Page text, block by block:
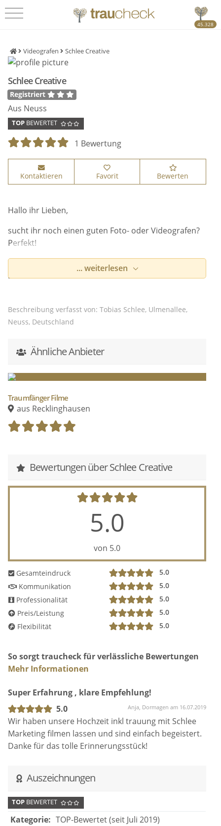
45.328
Videografen Schlee Creative
Schlee Creative
Registriert
Aus Neuss
TOP BEWERTET
1 Bewertung
Kontaktieren Favorit Bewerten
Hallo ihr Lieben,
sucht ihr noch einen guten Foto- oder Videografen?
Perfekt!
Wir sind ein junges Pärchen und halten Eure
schönsten Momente gerne in Form von Bildern und
Dabei ist es uns besonders wichtig, authentische
Aufnahmen einzufangen. Nur so kommen die
Meldet Euch einfach kurz, damit wir uns näher
... weiterlesen
Beschreibung verfasst von: Tobias Schlee, Ulmenallee,
Neuss, Deutschland
Ähnliche Anbieter
Traumfänger Filme
aus Recklinghausen
Bewertungen über Schlee Creative
5.0
von 5.0
Gesamteindruck
5.0
Kommunikation
5.0
Professionalität
5.0
Preis/Leistung
5.0
Flexibilität
5.0
So sorgt traucheck für verlässliche Bewertungen
Mehr Informationen
Super Erfahrung , klare Empfehlung!
5.0
Anja, Dormagen am 16.07.2019
Wir haben unsere Hochzeit inkl trauung mit Schlee
Marketing filmen lassen und sind einfach begeistert.
Danke für das tolle Erinnerungsstück!
Auszeichnungen
TOP BEWERTET
Kategorie: TOP-Bewertet (seit Juli 2019)